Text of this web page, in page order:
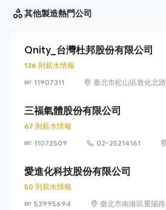
其他製造熱門公司
Qnity_台灣杜邦股份有限公司
136 則薪水情報
11907311
臺北市松山區敦化北
三福氣體股份有限公司
67 則薪水情報
11072509
02-25214161
愛進化科技股份有限公司
50 則薪水情報
53995694
臺北市南港區重陽